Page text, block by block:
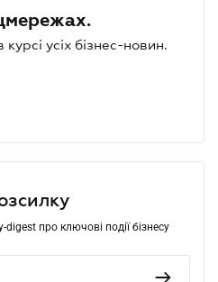
усіх бізнес-новин.
про ключові події бізнесу